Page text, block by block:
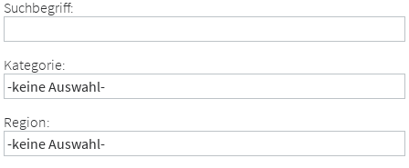
Suchbegriff:
Kategorie:
Region: